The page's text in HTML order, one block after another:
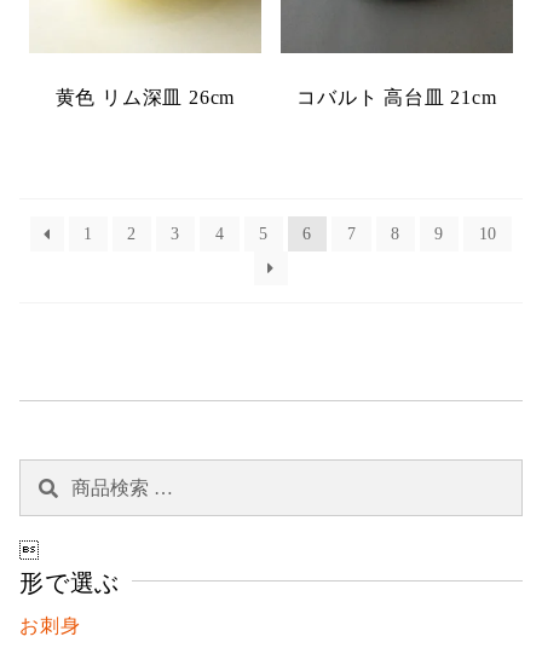
黄色 リム深皿 26cm コバルト 高台皿 21cm
1 2 3 4 5 6 7 8 9 10
象:

形で選ぶ
お刺身